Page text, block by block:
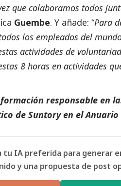
que colaboramos todos
Guembe. Y añade: “Para
los empleados del
actividades de
8 horas en actividades
responsable en
de Suntoryen elAnuario
tu IA preferida para generar
y una propuesta de post